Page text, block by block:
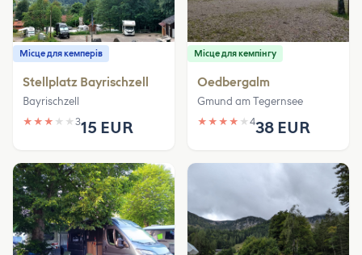
Місце для кемперів
Stellplatz Bayrischzell
Bayrischzell
★ ★ ★ ★ ★ 315 EUR
Місце для кемпінгу
Oedbergalm
Gmund am Tegernsee
★ ★ ★ ★ ★ 438 EUR